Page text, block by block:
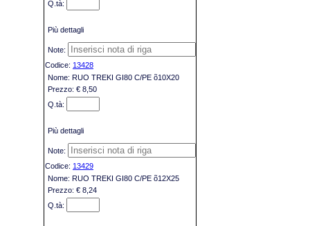
Più dettagli
13428
RUO TREKI GI80 C/PE õ10X20
€ 8,50
Più dettagli
13429
RUO TREKI GI80 C/PE õ12X25
€ 8,24